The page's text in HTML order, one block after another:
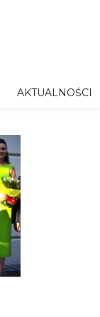
AKTUALNOŚCI